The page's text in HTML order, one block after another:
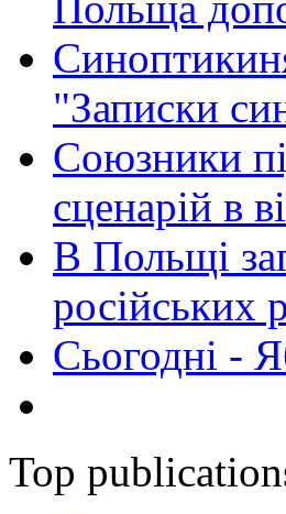
"Записки
Союзники
сценарій в
В Польщі
російських
Сьогодні -
Top